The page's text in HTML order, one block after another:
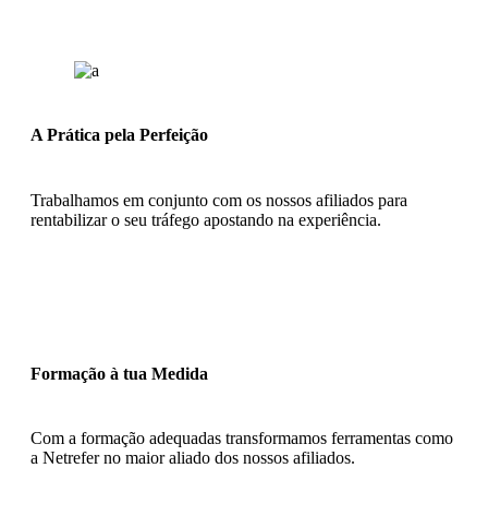
A Prática pela Perfeição
Trabalhamos em conjunto com os nossos afiliados para
rentabilizar o seu tráfego apostando na experiência.
Formação à tua Medida
Com a formação adequadas transformamos ferramentas como
a Netrefer no maior aliado dos nossos afiliados.